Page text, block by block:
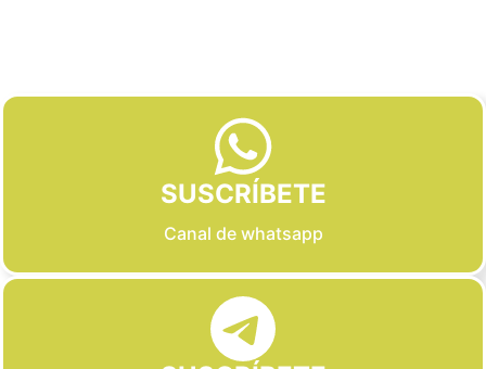
SUSCRÍBETE
Canal de whatsapp